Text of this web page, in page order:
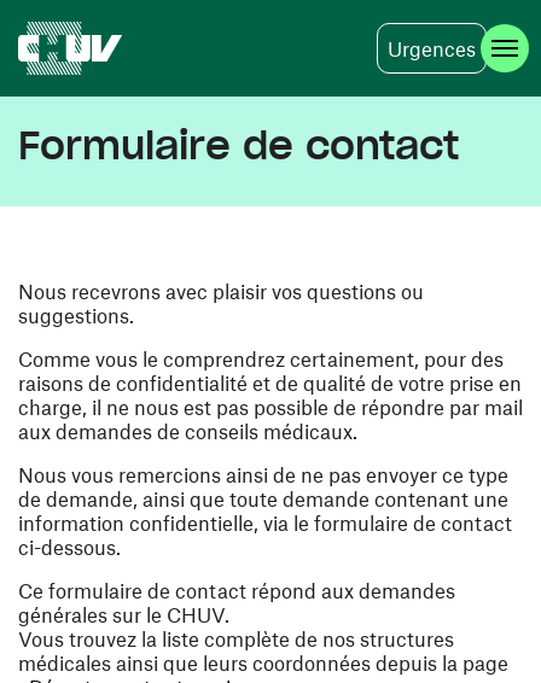
Urgences
Formulaire de contact
Nous recevrons avec plaisir vos questions ou
suggestions.
Comme vous le comprendrez certainement, pour des
raisons de confidentialité et de qualité de votre prise en
charge, il ne nous est pas possible de répondre par mail
aux demandes de conseils médicaux.
Nous vous remercions ainsi de ne pas envoyer ce type
de demande, ainsi que toute demande contenant une
information confidentielle, via le formulaire de contact
ci-dessous.
Ce formulaire de contact répond aux demandes
générales sur le CHUV.
Vous trouvez la liste complète de nos structures
médicales ainsi que leurs coordonnées depuis la page